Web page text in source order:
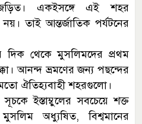
জড়িত। একইসঙ্গে এই শহর
তাই আন্তর্জাতিক পর্যটনের
দিক থেকে মুসলিমদের প্রথম
আনন্দ ভ্রমণের জন্য পছন্দের
মতো ঐতিহ্যবাহী শহরগুলো।
সূচকে ইস্তাম্বুলের সবচেয়ে শক্ত
মুসলিম অধ্যুষিত, বিশ্বমানের